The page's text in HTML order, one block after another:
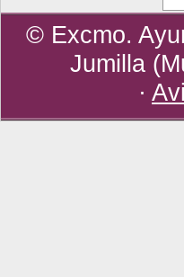
© Excmo.
Jumilla
·